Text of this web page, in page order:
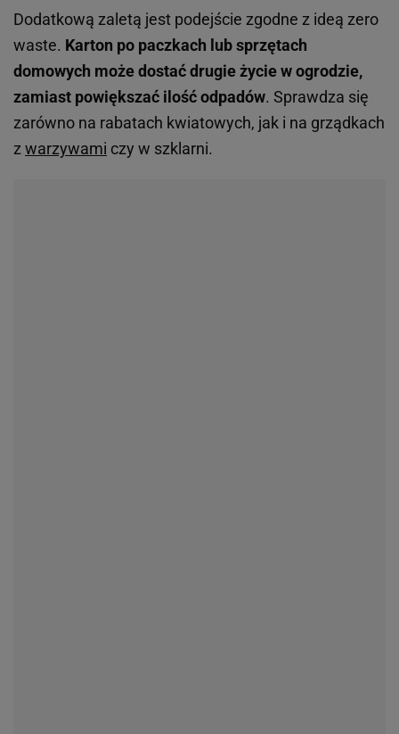
Dodatkową zaletą jest podejście zgodne z ideą zero
waste. Karton po paczkach lub sprzętach
domowych może dostać drugie życie w ogrodzie,
zamiast powiększać ilość odpadów. Sprawdza się
zarówno na rabatach kwiatowych, jak i na grządkach
z warzywami czy w szklarni.